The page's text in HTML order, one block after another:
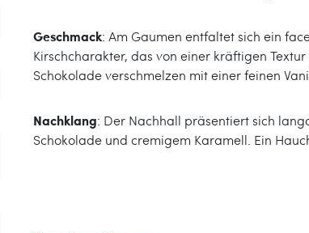
Geschmack: Am Gaumen entfaltet sich ein
Kirschcharakter, das von einer kräftigen
Schokolade verschmelzen mit einer feinen
Nachklang: Der Nachhall präsentiert sich
Schokolade und cremigem Karamell. Ein